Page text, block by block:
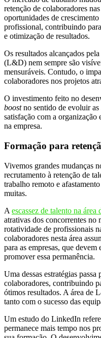
retenção de colaboradores
oportunidades de
profissional, contribuindo
e otimização de resultados.
Os resultados alcançados
(L&D) nem sempre são
mensuráveis. Contudo, o
colaboradores nos projetos
O investimento feito no
boostno sentido de evoluir as
satisfação com a
na empresa.
Formação para
Vivemos grandes mudanças
recrutamento à retenção de
trabalho remoto e
muitas.
A escassez de talento na área
atrativas dos concorrentes
rotatividade de profissionais
colaboradores nesta área
para as empresas, que devem
promover essa permanência.
Uma dessas estratégias
colaboradores, contribuindo
ótimos resultados. A área de
tanto com o sucesso das
Um estudo do LinkedIn
permanece mais tempo nos